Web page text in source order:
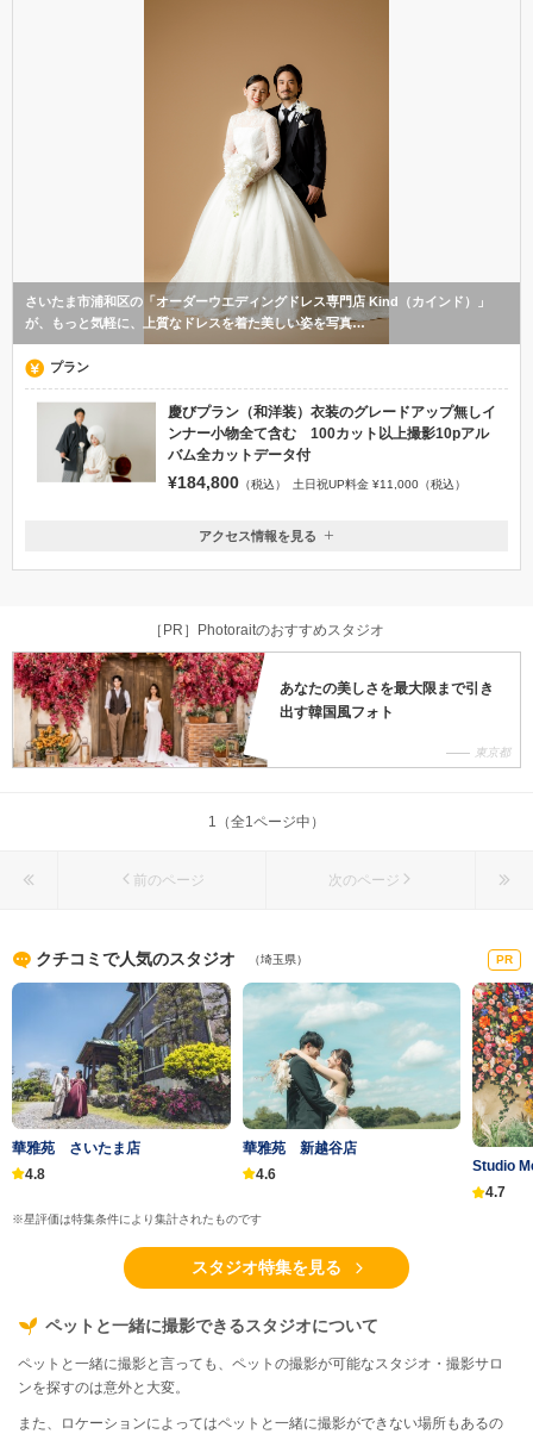
さいたま市浦和区の「オーダーウエディングドレス専門店 Kind（カインド）」
が、もっと気軽に、上質なドレスを着た美しい姿を写真…
プラン
慶びプラン（和洋装）衣装のグレードアップ無しイ
ンナー小物全て含む 100カット以上撮影10pアル
バム全カットデータ付
¥184,800 （税込） 土日祝UP料金 ¥11,000（税込）
埼玉県さいたま市浦和区高砂3-６-17ヨシノビル３F(受付2F)
アクセス情報を見る
［PR］Photoraitのおすすめスタジオ
あなたの美しさを最大限まで引き
出す韓国風フォト
東京都
1（全1ページ中）
前のページ 次のページ
クチコミで人気のスタジオ （埼玉県） PR
華雅苑 さいたま店
4.8
華雅苑 新越谷店
4.6
Studio
4.7
※星評価は特集条件により集計されたものです
スタジオ特集を見る
ペットと一緒に撮影できるスタジオについて
ペットと一緒に撮影と言っても、ペットの撮影が可能なスタジオ・撮影サロ
ンを探すのは意外と大変。
また、ロケーションによってはペットと一緒に撮影ができない場所もあるの